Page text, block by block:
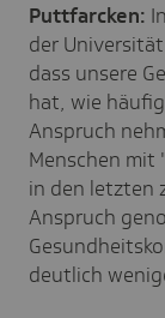
Puttfarcken:
der
dass unsere
hat, wie
Anspruch
Menschen mit
in den letzten
Anspruch
deutlich